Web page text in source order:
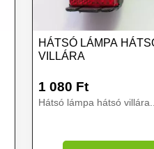
HÁTSÓ LÁMPA
VILLÁRA
1 080 Ft
Hátsó lámpa hátsó villára...